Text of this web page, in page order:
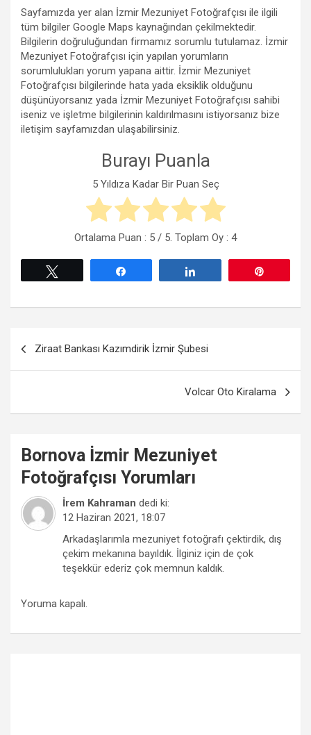
Sayfamızda yer alan İzmir Mezuniyet Fotoğrafçısı ile ilgili
tüm bilgiler Google Maps kaynağından çekilmektedir.
Bilgilerin doğruluğundan firmamız sorumlu tutulamaz. İzmir
Mezuniyet Fotoğrafçısı için yapılan yorumların
sorumlulukları yorum yapana aittir. İzmir Mezuniyet
Fotoğrafçısı bilgilerinde hata yada eksiklik olduğunu
düşünüyorsanız yada İzmir Mezuniyet Fotoğrafçısı sahibi
iseniz ve işletme bilgilerinin kaldırılmasını istiyorsanız bize
iletişim sayfamızdan ulaşabilirsiniz.
Burayı Puanla
5 Yıldıza Kadar Bir Puan Seç
Ortalama Puan : 5 / 5. Toplam Oy : 4
Ziraat Bankası Kazımdirik İzmir Şubesi
Volcar Oto Kiralama
Bornova İzmir Mezuniyet
Fotoğrafçısı Yorumları
İrem Kahraman dedi ki:
12 Haziran 2021, 18:07
Arkadaşlarımla mezuniyet fotoğrafı çektirdik, dış
çekim mekanına bayıldık. İlginiz için de çok
teşekkür ederiz çok memnun kaldık.
Yoruma kapalı.